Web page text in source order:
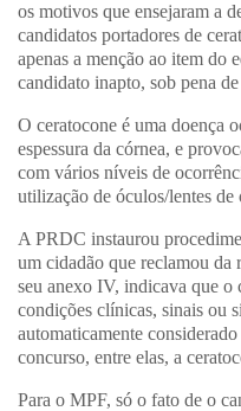
os motivos que ensejaram a
candidatos portadores de
apenas a menção ao item do
candidato inapto, sob pena
O ceratocone é uma doença
espessura da córnea, e
com vários níveis de
utilização de óculos/lentes
A PRDC instaurou
um cidadão que reclamou da
seu anexo IV, indicava que o
condições clínicas, sinais ou
automaticamente
concurso, entre elas, a
Para o MPF, só o fato de o